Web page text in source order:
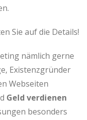
Sie auf die Details!
nämlich gerne
Existenzgründer
Webseiten
Geld verdienen
besonders